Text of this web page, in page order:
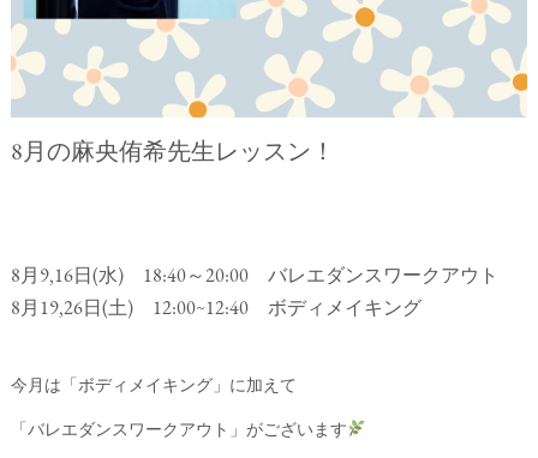
8月の麻央侑希先生レッスン！
8月9,16日(水) 18:40～20:00 バレエダンスワークアウト
8月19,26日(土) 12:00∼12:40 ボディメイキング
今月は「ボディメイキング」に加えて
「バレエダンスワークアウト」がございます